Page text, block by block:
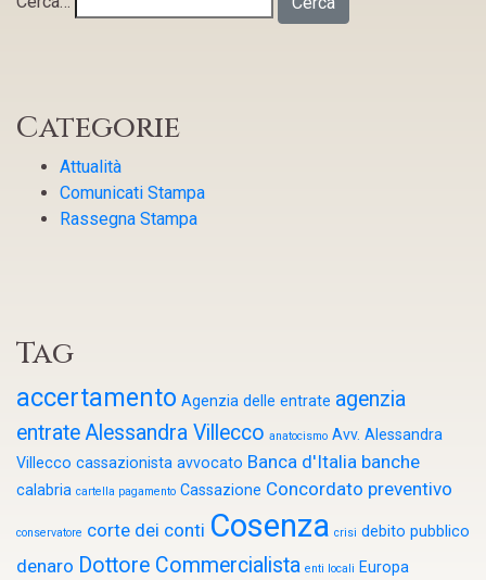
Categorie
Attualità
Comunicati Stampa
Rassegna Stampa
Tag
accertamento Agenzia delle entrate agenzia
entrateAlessandra Villecco anatocismo Avv. Alessandra
Villecco cassazionista avvocato Banca d'Italia banche
calabria cartella pagamento Cassazione Concordato preventivo
conservatore corte dei conti Cosenza crisi debito pubblico
denaro Dottore Commercialista enti locali Europa